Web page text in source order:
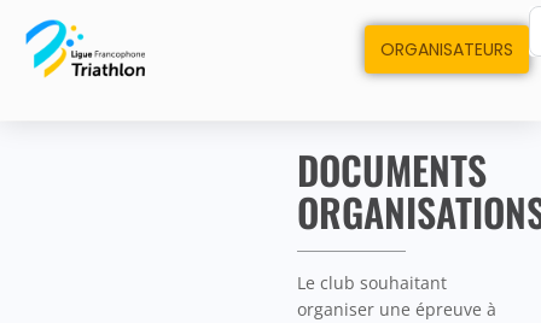
ORGANISATEURS
DOCUMENTS
Le club souhaitant
organiser une épreuve à